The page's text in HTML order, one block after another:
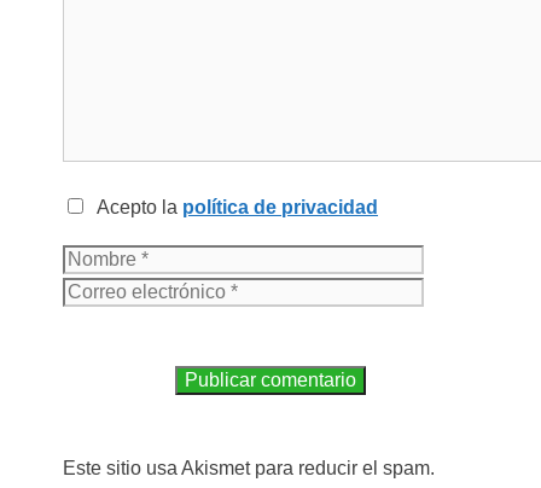
Acepto la política de privacidad
Este sitio usa Akismet para reducir el spam.